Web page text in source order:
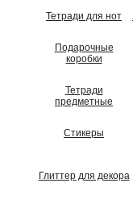
Тетради для нот
Подарочные
коробки
Тетради
предметные
Стикеры
Глиттер для декора